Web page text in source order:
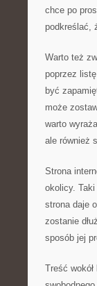
chce po
podkreślać,
Warto też
poprzez
być
może
warto
ale również
Strona
okolicy.
strona daje
zostanie
sposób jej
Treść